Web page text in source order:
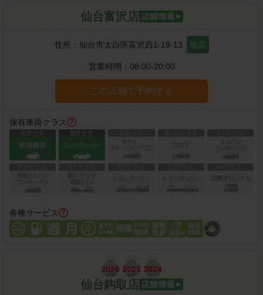
仙台富沢店
住所： 仙台市太白区富沢西1-19-13 地図
営業時間： 08:00-20:00
この店舗で予約する
保有車両クラス
各種サービス
仙台鈎取店